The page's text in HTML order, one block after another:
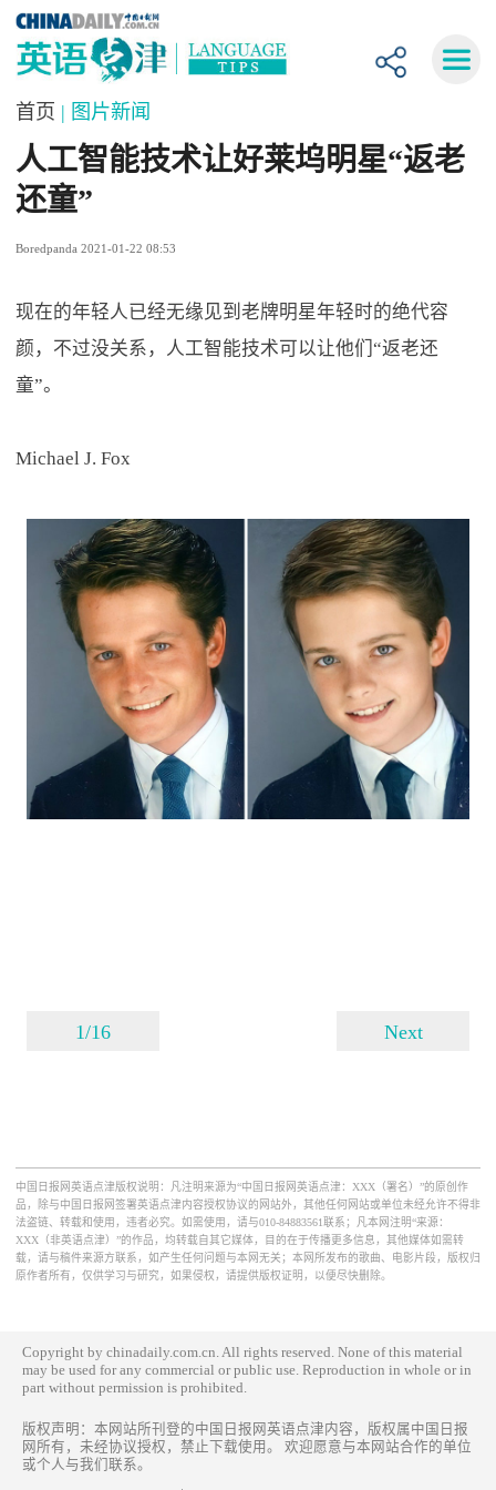
首页 | 图片新闻
人工智能技术让好莱坞明星“返老
还童”
Boredpanda 2021-01-22 08:53
现在的年轻人已经无缘见到老牌明星年轻时的绝代容
颜，不过没关系，人工智能技术可以让他们“返老还
童”。
Michael J. Fox
1/16 Next
中国日报网英语点津版权说明：凡注明来源为“中国日报网英语点津：XXX（署名）”的原创作
品，除与中国日报网签署英语点津内容授权协议的网站外，其他任何网站或单位未经允许不得非
法盗链、转载和使用，违者必究。如需使用，请与010-84883561联系；凡本网注明“来源：
XXX（非英语点津）”的作品，均转载自其它媒体，目的在于传播更多信息，其他媒体如需转
载，请与稿件来源方联系，如产生任何问题与本网无关；本网所发布的歌曲、电影片段，版权归
原作者所有，仅供学习与研究，如果侵权，请提供版权证明，以便尽快删除。
Copyright by chinadaily.com.cn. All rights reserved. None of this material
may be used for any commercial or public use. Reproduction in whole or in
part without permission is prohibited.
版权声明：本网站所刊登的中国日报网英语点津内容，版权属中国日报
网所有，未经协议授权，禁止下载使用。 欢迎愿意与本网站合作的单位
或个人与我们联系。